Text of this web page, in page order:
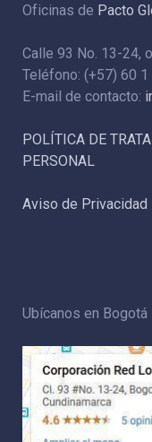
Oficinas de Pacto
Calle 93 No. 13-24,
Teléfono: (+57) 60
E-mail de contacto:
POLÍTICA DE
PERSONAL
Aviso de Privacidad
Ubícanos en Bogotá